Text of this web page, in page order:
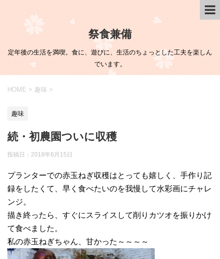
祭食兼備
定年後の生活を満喫。食に、遊びに、生活のちょっとした工夫を楽しん
でいます。
HOME > 趣味 >
趣味
続・初農園ついに収穫
投稿日： 2018年6月15日
プランターでの赤玉ねぎ収穫はとっても嬉しく、手作り記
録をしたくて、早く食べたいのを我慢して水彩画にチャレ
ンジ。
描き終ったら、すぐにスライスして削りカツオを振りかけ
て食べました。
私の赤玉ねぎちゃん、甘かった～～～～